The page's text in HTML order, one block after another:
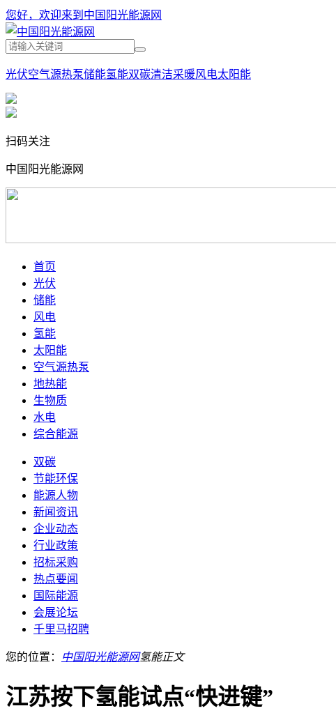
您好，欢迎来到中国阳光能源网
光伏空气源热泵储能氢能双碳清洁采暖风电太阳能
扫码关注
中国阳光能源网
首页
光伏
储能
风电
氢能
太阳能
空气源热泵
地热能
生物质
水电
综合能源
双碳
节能环保
能源人物
新闻资讯
企业动态
行业政策
招标采购
热点要闻
国际能源
会展论坛
千里马招聘
您的位置： 中国阳光能源网氢能正文
江苏按下氢能试点“快进键”